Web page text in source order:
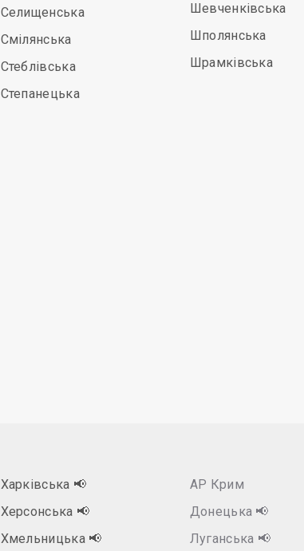
Селищенська
Смілянська
Стеблівська
Степанецька
Шевченківська
Шполянська
Шрамківська
Харківська 📢
Херсонська 📢
Хмельницька 📢
АР Крим
Донецька 📢
Луганська 📢